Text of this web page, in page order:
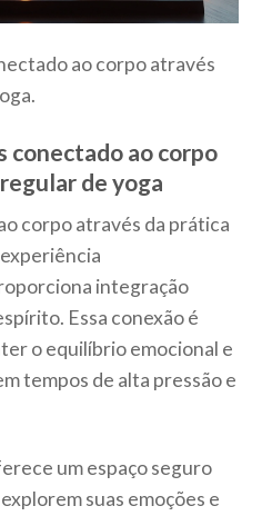
ao corpo através
conectado ao corpo
de yoga
corpo através da prática
integração
Essa conexão é
o equilíbrio emocional e
tempos de alta pressão e
um espaço seguro
suas emoções e